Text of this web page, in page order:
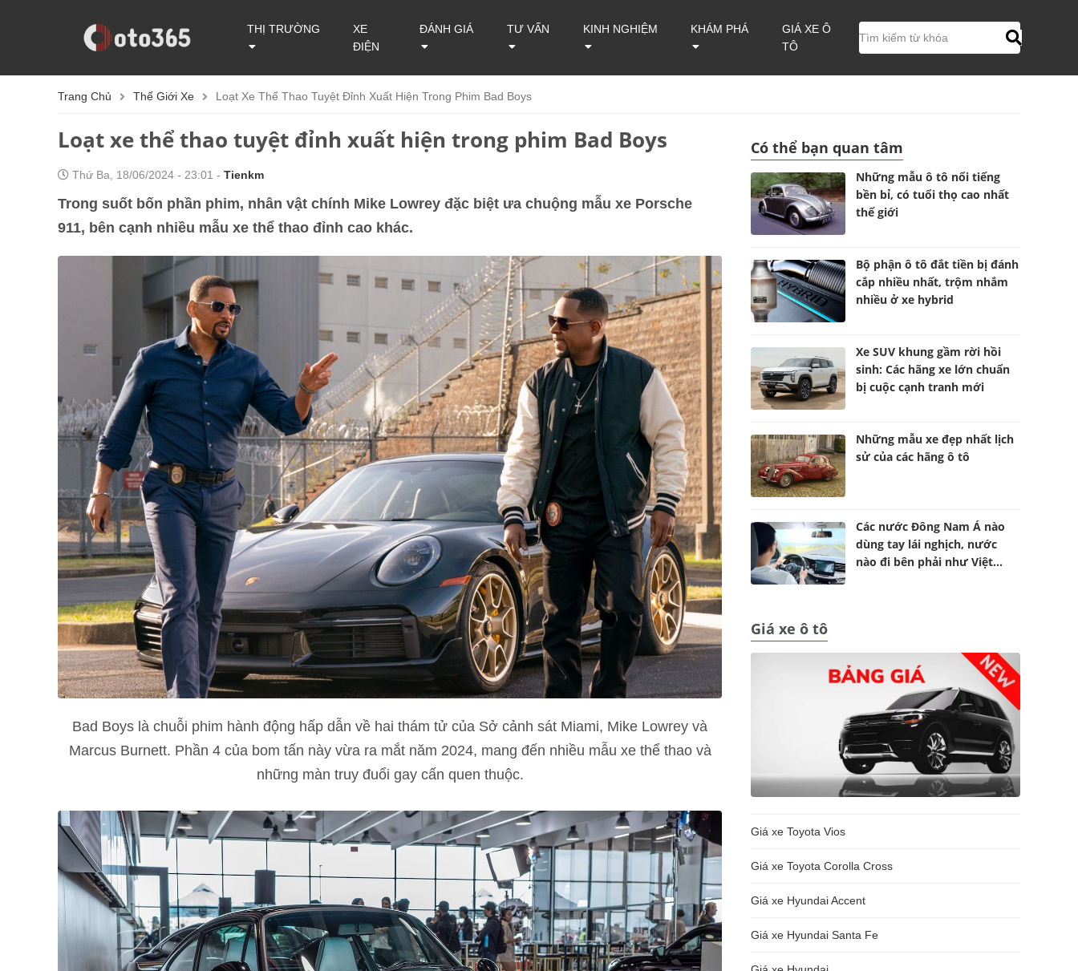
THỊ TRƯỜNG
XE
ĐIỆN
ĐÁNH GIÁ TƯ VẤN KINH NGHIỆM KHÁM PHÁ
GIÁ XE Ô
TÔ
Trang Chủ Thế Giới Xe Loạt Xe Thể Thao Tuyệt Đỉnh Xuất Hiện Trong Phim Bad Boys
Loạt xe thể thao tuyệt đỉnh xuất hiện trong phim Bad Boys
Thứ Ba, 18/06/2024 - 23:01 - Tienkm
Trong suốt bốn phần phim, nhân vật chính Mike Lowrey đặc biệt ưa chuộng mẫu xe Porsche
911, bên cạnh nhiều mẫu xe thể thao đỉnh cao khác.
Bad Boys là chuỗi phim hành động hấp dẫn về hai thám tử của Sở cảnh sát Miami, Mike Lowrey và
Marcus Burnett. Phần 4 của bom tấn này vừa ra mắt năm 2024, mang đến nhiều mẫu xe thể thao và
những màn truy đuổi gay cấn quen thuộc.
Có thể bạn quan tâm
Những mẫu ô tô nổi tiếng
bền bỉ, có tuổi thọ cao nhất
thế giới
Bộ phận ô tô đắt tiền bị đánh
cắp nhiều nhất, trộm nhắm
nhiều ở xe hybrid
Xe SUV khung gầm rời hồi
sinh: Các hãng xe lớn chuẩn
bị cuộc cạnh tranh mới
Những mẫu xe đẹp nhất lịch
sử của các hãng ô tô
Các nước Đông Nam Á nào
dùng tay lái nghịch, nước
nào đi bên phải như Việt
Giá xe ô tô
Giá xe Toyota Vios
Giá xe Toyota Corolla Cross
Giá xe Hyundai Accent
Giá xe Hyundai Santa Fe